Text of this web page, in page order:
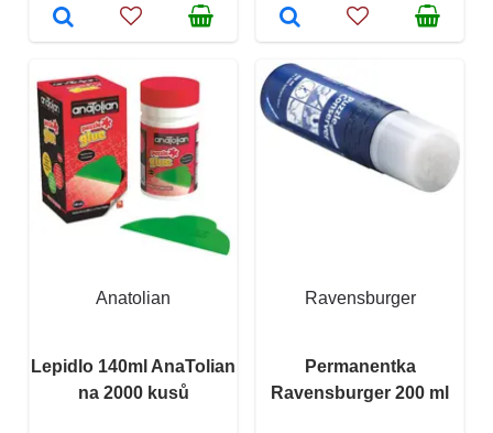
Anatolian
Lepidlo 140ml AnaTolian
na 2000 kusů
Ravensburger
Permanentka
Ravensburger 200 ml